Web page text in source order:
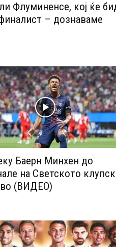
Флуминенсе, кој ќе
– дознаваме
Баерн Минхен до
на Светското
(ВИДЕО)